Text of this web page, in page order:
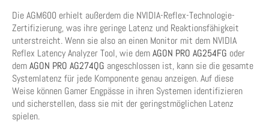
Die AGM600 erhielt außerdem die NVIDIA-Reflex-Technologie-
Zertifizierung, was ihre geringe Latenz und Reaktionsfähigkeit
unterstreicht. Wenn sie also an einen Monitor mit dem NVIDIA
Reflex Latency Analyzer Tool, wie demAGON PRO AG254FG oder
demAGON PRO AG274QG angeschlossen ist, kann sie die gesamte
Systemlatenz für jede Komponente genau anzeigen. Auf diese
Weise können Gamer Engpässe in ihren Systemen identifizieren
und sicherstellen, dass sie mit der geringstmöglichen Latenz
spielen.